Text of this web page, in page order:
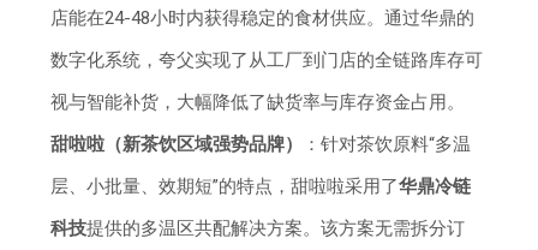
店能在24-48小时内获得稳定的食材供应。通过华鼎的
数字化系统，夸父实现了从工厂到门店的全链路库存可
视与智能补货，大幅降低了缺货率与库存资金占用。
甜啦啦（新茶饮区域强势品牌）
：针对茶饮原料“多温
层、小批量、效期短”的特点，甜啦啦采用了华鼎冷链
科技提供的多温区共配解决方案。该方案无需拆分订